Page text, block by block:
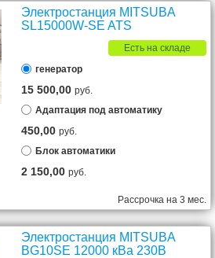
Электростанция MITSUBA
SL15000W-SE ATS
Есть на складе
генератор
15 500,00руб.
Адаптация под автоматику
450,00руб.
Блок автоматики
2 150,00руб.
Рассрочка на 3 мес.
Электростанция MITSUBA
BG10SE 12000 кВа 230В